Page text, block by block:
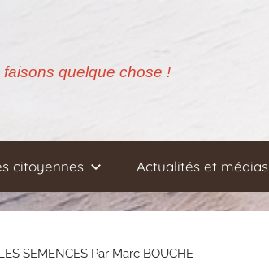
faisons quelque chose !
citoyennes Actualités et médias
SEMENCES Par Marc BOUCHE